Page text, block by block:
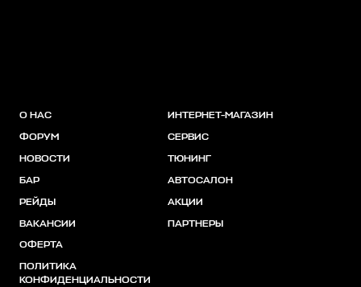
О НАС
ФОРУМ
НОВОСТИ
БАР
РЕЙДЫ
ВАКАНСИИ
ОФЕРТА
ПОЛИТИКА
КОНФИДЕНЦИАЛЬНОСТИ
ИНТЕРНЕТ-МАГАЗИН
СЕРВИС
ТЮНИНГ
АВТОСАЛОН
АКЦИИ
ПАРТНЕРЫ